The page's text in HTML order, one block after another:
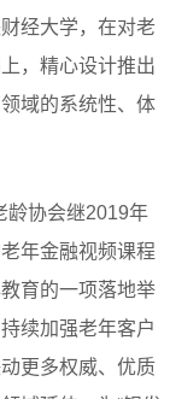
经大学，在对老
，精心设计推出
域的系统性、体
龄协会继2019年
年金融视频课程
育的一项落地举
续加强老年客户
更多权威、优质